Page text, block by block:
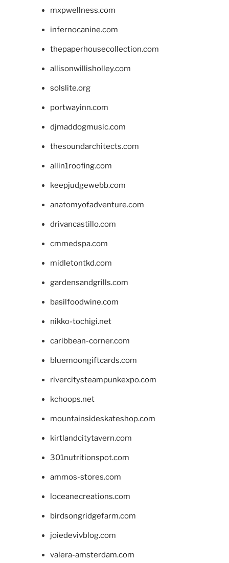
mxpwellness.com
infernocanine.com
thepaperhousecollection.com
allisonwillisholley.com
solslite.org
portwayinn.com
djmaddogmusic.com
thesoundarchitects.com
allin1roofing.com
keepjudgewebb.com
anatomyofadventure.com
drivancastillo.com
cmmedspa.com
midletontkd.com
gardensandgrills.com
basilfoodwine.com
nikko-tochigi.net
caribbean-corner.com
bluemoongiftcards.com
rivercitysteampunkexpo.com
kchoops.net
mountainsideskateshop.com
kirtlandcitytavern.com
301nutritionspot.com
ammos-stores.com
loceanecreations.com
birdsongridgefarm.com
joiedevivblog.com
valera-amsterdam.com